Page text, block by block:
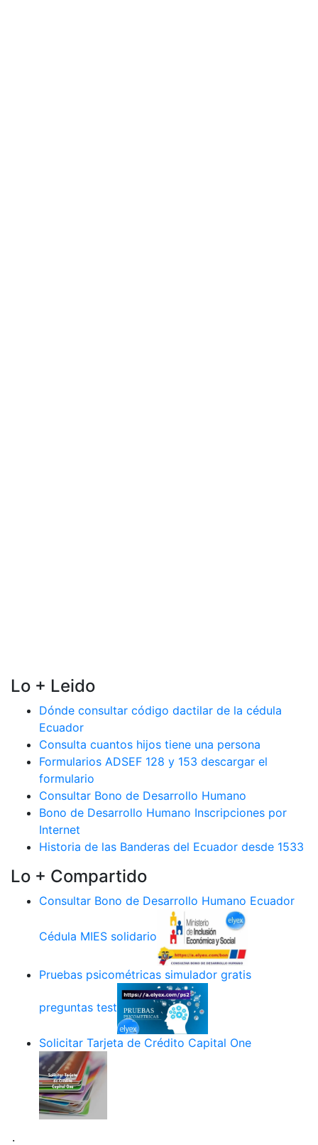
Lo + Leido
Dónde consultar código dactilar de la cédula
Ecuador
Consulta cuantos hijos tiene una persona
Formularios ADSEF 128 y 153 descargar el
formulario
Consultar Bono de Desarrollo Humano
Bono de Desarrollo Humano Inscripciones por
Internet
Historia de las Banderas del Ecuador desde 1533
Lo + Compartido
Consultar Bono de Desarrollo Humano Ecuador
Cédula MIES solidario
Pruebas psicométricas simulador gratis
preguntas test
Solicitar Tarjeta de Crédito Capital One
.